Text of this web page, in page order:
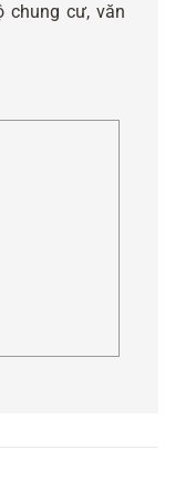
chung cư, văn